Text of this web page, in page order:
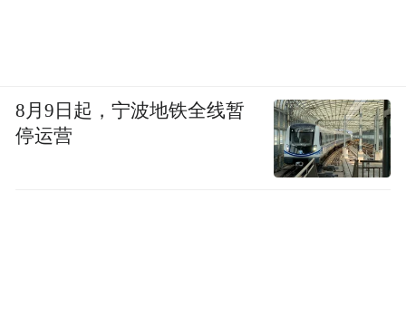
8月9日起，宁波地铁全线暂
停运营